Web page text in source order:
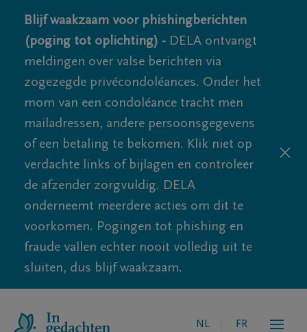
Blijf waakzaam voor phishingberichten
(poging tot oplichting) - DELA ontvangt
meldingen over valse berichten via
zogezegde privécondoléances. Onder het
mom van een condoléance tracht men
mailadressen, andere persoonsgegevens
of een betaling te bekomen. Klik niet op
verdachte links of bijlagen en controleer
de afzender zorgvuldig. DELA
onderneemt meerdere acties om dit te
voorkomen. Pogingen tot phishing en
fraude vallen echter nooit volledig uit te
sluiten, dus blijf waakzaam.
NL FR